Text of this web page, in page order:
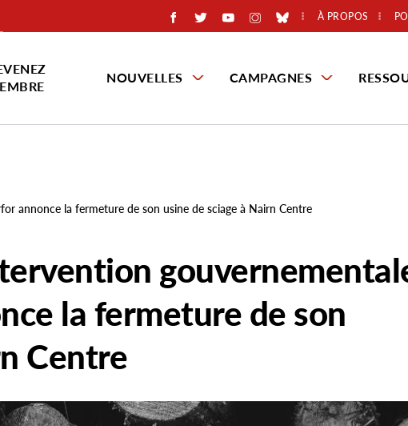
À PROPOS
NOUVELLES CAMPAGNES
annonce la fermeture de son usine de sciage à Nairn Centre
la fermeture de son
Centre